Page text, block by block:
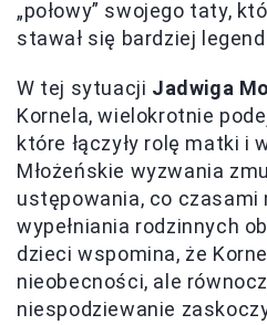
„połowy” swojego taty,
stawał się bardziej
W tej sytuacji Jadwiga
Kornela, wielokrotnie
które łączyły rolę matki i
Młożeńskie wyzwania
ustępowania, co czasami
wypełniania rodzinnych
dzieci wspomina, że
nieobecności, ale
niespodziewanie